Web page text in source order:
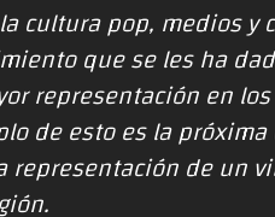
cultura pop, medios y
que se les ha
representación en
de esto es la próxima
de un